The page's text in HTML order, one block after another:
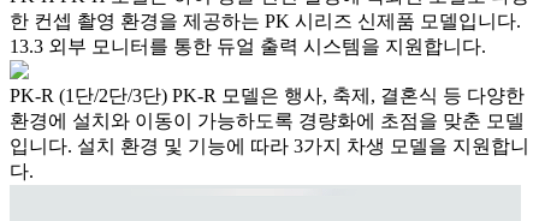
한 컨셉 촬영 환경을 제공하는 PK 시리즈 신제품 모델입니다.
13.3 외부 모니터를 통한 듀얼 출력 시스템을 지원합니다.
PK-R (1단/2단/3단) PK-R 모델은 행사, 축제, 결혼식 등 다양한
환경에 설치와 이동이 가능하도록 경량화에 초점을 맞춘 모델
입니다. 설치 환경 및 기능에 따라 3가지 차생 모델을 지원합니
다.